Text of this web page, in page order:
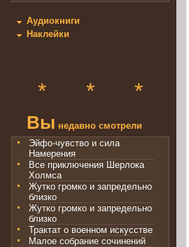
Аудиокниги
Наклейки
* * *
Вы недавно смотрели
Эйфо-чувство и сила
Намерения
Все приключения Шерлока
Холмса
Жутко громко и запредельно
близко
Жутко громко и запредельно
близко
Трактат о военном искусстве
Малое собрание сочинений